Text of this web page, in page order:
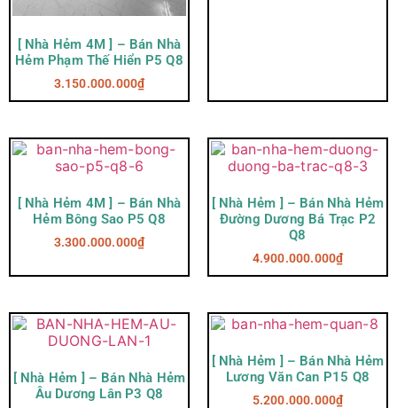
[ Nhà Hẻm 4M ] – Bán Nhà
Hẻm Phạm Thế Hiển P5 Q8
3.150.000.000₫
[ Nhà Hẻm 4M ] – Bán Nhà
Hẻm Bông Sao P5 Q8
3.300.000.000₫
[ Nhà Hẻm ] – Bán Nhà Hẻm
Đường Dương Bá Trạc P2
Q8
4.900.000.000₫
[ Nhà Hẻm ] – Bán Nhà Hẻm
Âu Dương Lân P3 Q8
[ Nhà Hẻm ] – Bán Nhà Hẻm
Lương Văn Can P15 Q8
5.200.000.000₫